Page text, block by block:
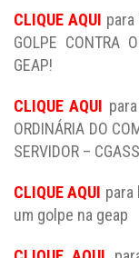
CLIQUE AQUI para
GOLPE CONTRA
GEAP!
CLIQUE AQUI
ORDINÁRIA DO
SERVIDOR – CGASS
CLIQUE AQUI para
um golpe na geap